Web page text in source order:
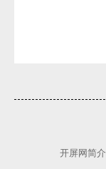
开屏网简介